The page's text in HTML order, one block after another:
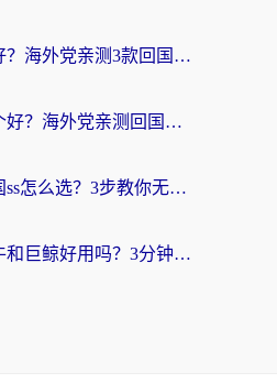
云极和飞驰哪个好？海外党亲测3款回国加速器，附避坑指南
迅游和迅猛兔哪个好？海外党亲测回国加速器，附马来西亚玩游戏避坑指南
海外党必看：回国ss怎么选？3步教你无缝刷国内剧玩国服
海外党必看：斧牛和巨鲸好用吗？3分钟选对回国加速器，无缝刷国内剧玩游戏